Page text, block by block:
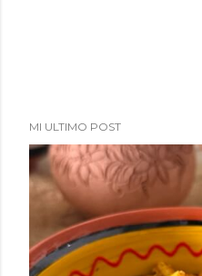
MI ULTIMO POST